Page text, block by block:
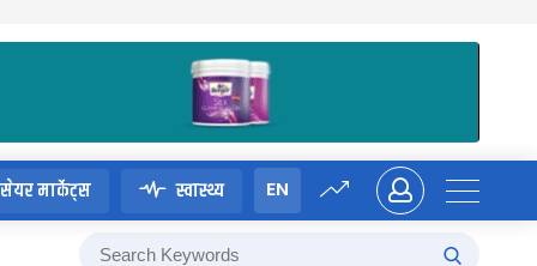
सेयर मार्केट्स स्वास्थ्य EN